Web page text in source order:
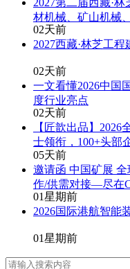
材机械、矿山机械
02天前
2027西藏·林芝工程
02天前
一文看懂2026中国
度行业亮点
02天前
【匠歆出品】
士领衔，100+头部
05天前
邀请函 中国矿展
作/供需对接—尽在
01星期前
2026国际港航智能
01星期前